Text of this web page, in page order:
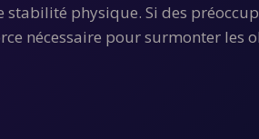
physique. Si des
nécessaire pour surmonter les